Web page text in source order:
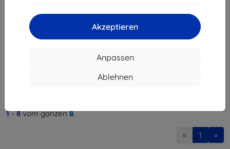
Akzeptieren
Anpassen
Ablehnen
43,90 €
Auf Lager > 5 Stk.
43,90 €
Auf Lager 1 Stk.
1-8vom ganzen8.
« 1 »